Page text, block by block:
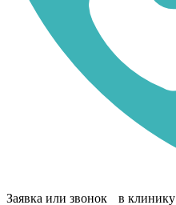
Заявка или звонок в клинику